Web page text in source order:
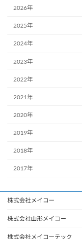
2026年
2025年
2024年
2023年
2022年
2021年
2020年
2019年
2018年
2017年
株式会社メイコー
株式会社山形メイコー
株式会社メイコーテック